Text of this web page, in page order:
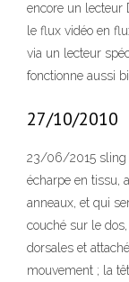
encore un lecteur
le flux vidéo en
via un lecteur
fonctionne aussi
27/10/2010
23/06/2015 sling
écharpe en tissu,
anneaux, et qui
couché sur le
dorsales et
mouvement ; la